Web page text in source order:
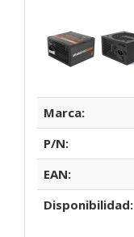
Marca:
P/N:
EAN:
Disponibilidad: